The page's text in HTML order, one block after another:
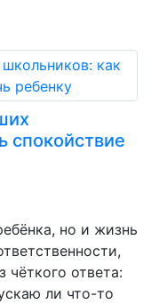
спокойствие
но и жизнь
чёткого ответа:
ли что-то